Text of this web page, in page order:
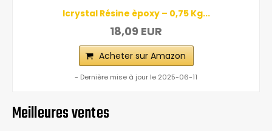
Icrystal Résine èpoxy – 0,75 Kg...
18,09 EUR
Acheter sur Amazon
- Dernière mise à jour le 2025-06-11
Meilleures ventes